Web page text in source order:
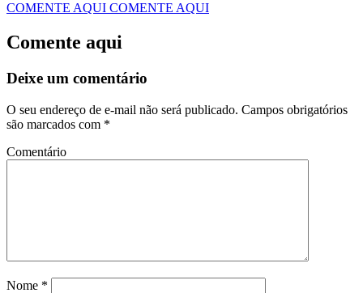
COMENTE AQUI COMENTE AQUI
Comente aqui
Deixe um comentário
O seu endereço de e-mail não será publicado. Campos obrigatórios
são marcados com *
Comentário
Nome *